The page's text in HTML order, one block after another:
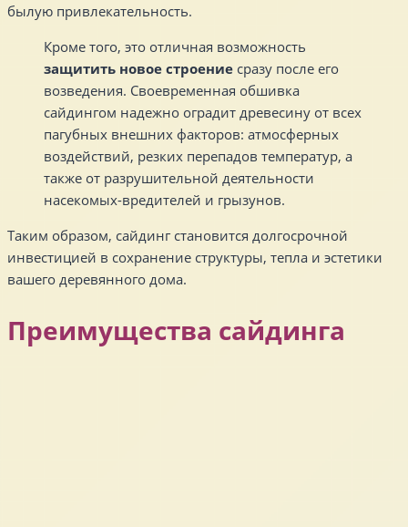
былую привлекательность.
Кроме того, это отличная возможность
защитить новое строение сразу после его
возведения. Своевременная обшивка
сайдингом надежно оградит древесину от всех
пагубных внешних факторов: атмосферных
воздействий, резких перепадов температур, а
также от разрушительной деятельности
насекомых-вредителей и грызунов.
Таким образом, сайдинг становится долгосрочной
инвестицией в сохранение структуры, тепла и эстетики
вашего деревянного дома.
Преимущества сайдинга